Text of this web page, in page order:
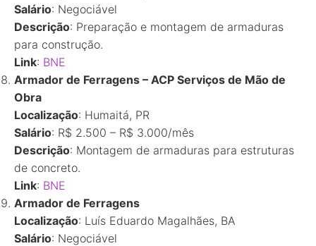
Salário: Negociável
Descrição: Preparação e montagem de armaduras
para construção.
Link: BNE
Armador de Ferragens – ACP Serviços de Mão de
Obra
Localização: Humaitá, PR
Salário: R$ 2.500 – R$ 3.000/mês
Descrição: Montagem de armaduras para estruturas
de concreto.
Link: BNE
Armador de Ferragens
Localização: Luís Eduardo Magalhães, BA
Salário: Negociável